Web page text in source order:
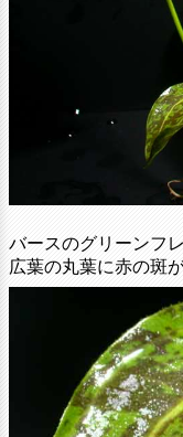
バースのグリーンフ
広葉の丸葉に赤の斑